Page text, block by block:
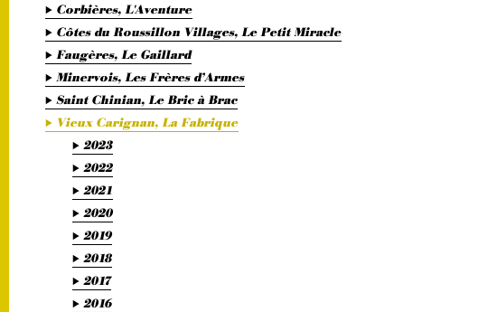
Corbières, L'Aventure
Côtes du Roussillon Villages, Le Petit Miracle
Faugères, Le Gaillard
Minervois, Les Frères d’Armes
Saint Chinian, Le Bric à Brac
Vieux Carignan, La Fabrique
2023
2022
2021
2020
2019
2018
2017
2016